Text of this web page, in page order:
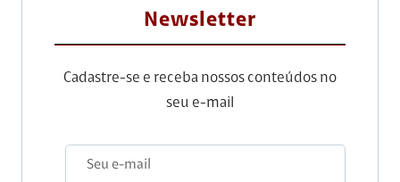
Newsletter
Cadastre-se e receba nossos conteúdos no
seu e-mail